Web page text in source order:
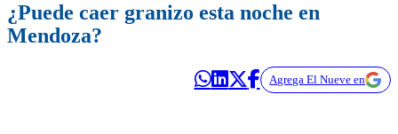
¿Puede caer granizo esta noche en
Mendoza?
Agrega El Nueve en